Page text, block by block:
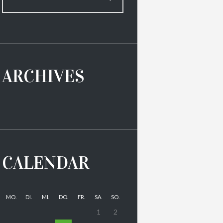
ARCHIVES
CALENDAR
MO. DI. MI. DO. FR. SA. SO.
1
2